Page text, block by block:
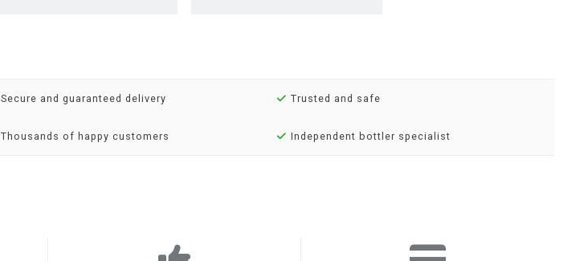
Secure and guaranteed delivery Trusted and safe
Thousands of happy customers Independent bottler specialist